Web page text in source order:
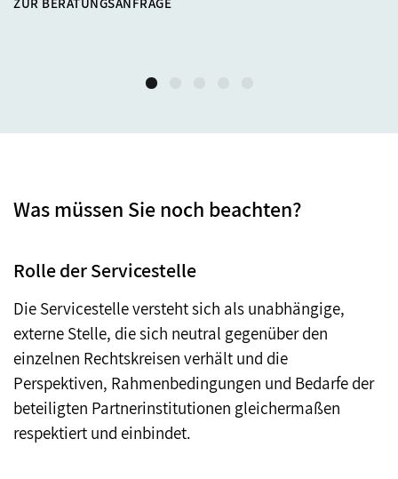
Was müssen Sie noch beachten?
Rolle der Servicestelle
Die Servicestelle versteht sich als unabhängige,
externe Stelle, die sich neutral gegenüber den
einzelnen Rechtskreisen verhält und die
Perspektiven, Rahmenbedingungen und Bedarfe der
beteiligten Partnerinstitutionen gleichermaßen
respektiert und einbindet.